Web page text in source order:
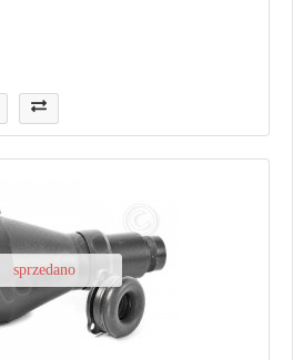
sprzedano